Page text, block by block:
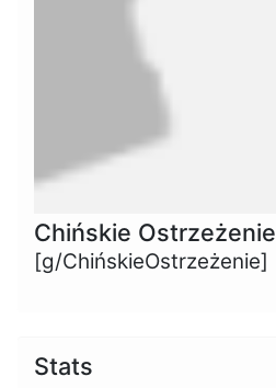
Chińskie Ostrzeżenie
[g/ChińskieOstrzeżenie]
Stats